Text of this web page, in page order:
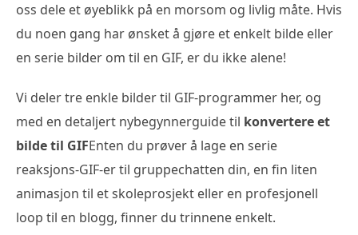
oss dele et øyeblikk på en morsom og livlig måte. Hvis
du noen gang har ønsket å gjøre et enkelt bilde eller
en serie bilder om til en GIF, er du ikke alene!
Vi deler tre enkle bilder til GIF-programmer her, og
med en detaljert nybegynnerguide til konvertere et
bilde til GIFEnten du prøver å lage en serie
reaksjons-GIF-er til gruppechatten din, en fin liten
animasjon til et skoleprosjekt eller en profesjonell
loop til en blogg, finner du trinnene enkelt.